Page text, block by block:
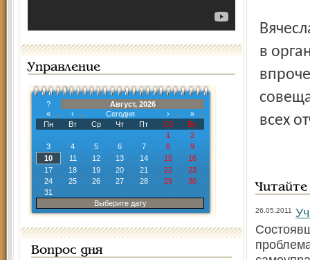
Управление
?
Август, 2026
«
‹ Сегодня ›
»
Пн
Вт Ср Чт Пт Сб
Вс
1
2
3
4 5 6 7 8
9
10
11 12 13 14 15
16
17
18 19 20 21 22
23
24
25 26 27 28 29
30
31
Выберите дату
Вопрос дня
в
всех
26.05.2011